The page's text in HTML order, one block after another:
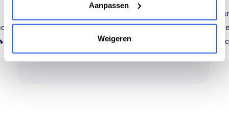
Aanpassen
Weigeren
Highly recommended! 👍 💎